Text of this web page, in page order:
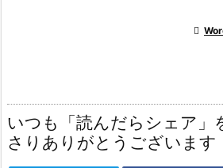

いつも「読んだらシェア」
さりありがとうございます